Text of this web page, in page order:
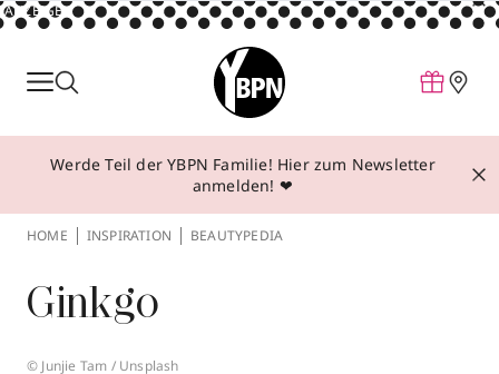
ANZEIGE
Parfum
Make-up
Behandlungen
Über YBPN
Werde Teil der YBPN Familie! Hier zum Newsletter
anmelden! ❤
HOME INSPIRATION BEAUTYPEDIA
Ginkgo
© Junjie Tam / Unsplash